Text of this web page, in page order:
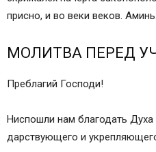
присно, и во веки веков. Аминь.
МОЛИТВА ПЕРЕД
Преблагий Господи!
Ниспошли нам благодать Духа
дарствующего и